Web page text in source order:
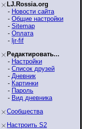
LJ.Rossia.org
- Новости сайта
- Общие настройки
- Sitemap
- Оплата
- ljr-fif
Редактировать...
- Настройки
- Список друзей
- Дневник
- Картинки
- Пароль
- Вид дневника
Сообщества
Настроить S2